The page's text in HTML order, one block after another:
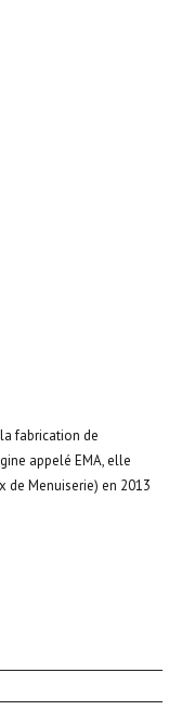
fabrication de
appelé EMA, elle
de Menuiserie) en 2013